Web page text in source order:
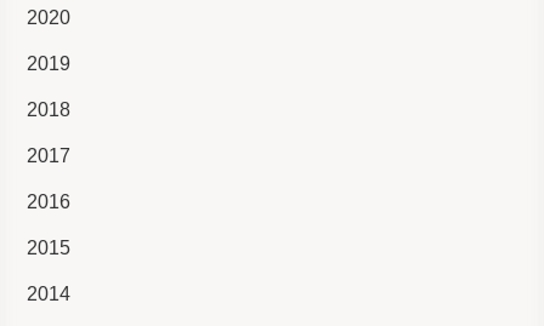
2020
2019
2018
2017
2016
2015
2014